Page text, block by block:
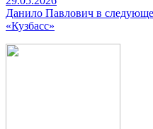
Данило Павлович в
«Кузбасс»